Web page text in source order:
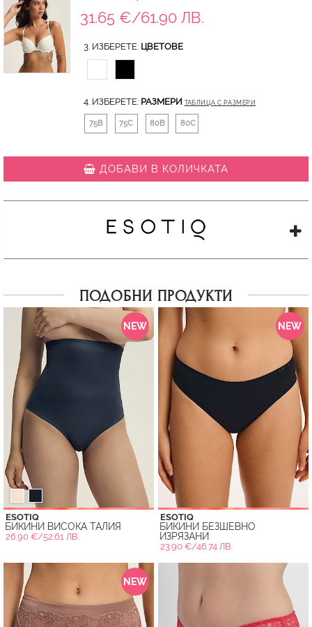
31.65 €/61.90 ЛВ.
3. ИЗБЕРЕТЕ: ЦВЕТОВЕ
4. ИЗБЕРЕТЕ: РАЗМЕРИ ТАБЛИЦА С РАЗМЕРИ
75B 75C 80B 80C
ДОБАВИ В КОЛИЧКАТА
ПОДОБНИ ПРОДУКТИ
NEW
ESOTIQ
БИКИНИ ВИСОКА ТАЛИЯ
26.90 €/52.61 ЛВ.
NEW
ESOTIQ
БИКИНИ БЕЗШЕВНО
ИЗРЯЗАНИ
23.90 €/46.74 ЛВ.
NEW